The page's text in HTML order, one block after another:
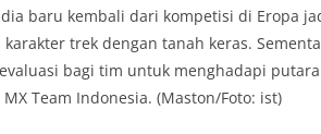
baru kembali dari kompetisi di Eropa
trek dengan tanah keras.
bagi tim untuk menghadapi
Team Indonesia. (Maston/Foto: ist)